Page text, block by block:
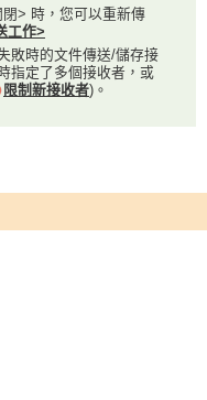
> 時，您可以重新傳
工作>
敗時的文件傳送/儲存接
指定了多個接收者，或
限制新接收者)。